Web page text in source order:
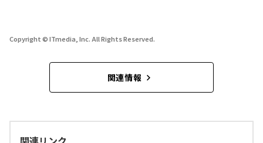
Copyright © ITmedia, Inc. All Rights Reserved.
関連情報